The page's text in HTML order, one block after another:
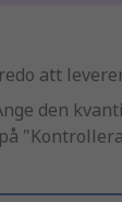
att
den
"Kontrollera